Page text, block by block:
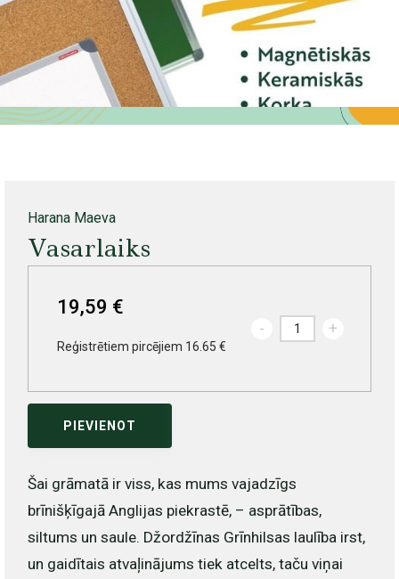
Harana Maeva
Vasarlaiks
19,59 €
Reģistrētiem pircējiem 16.65 €
- +
PIEVIENOT
Šai grāmatā ir viss, kas mums vajadzīgs
brīnišķīgajā Anglijas piekrastē, – asprātības,
siltums un saule. Džordžīnas Grīnhilsas laulība irst,
un gaidītais atvaļinājums tiek atcelts, taču viņai